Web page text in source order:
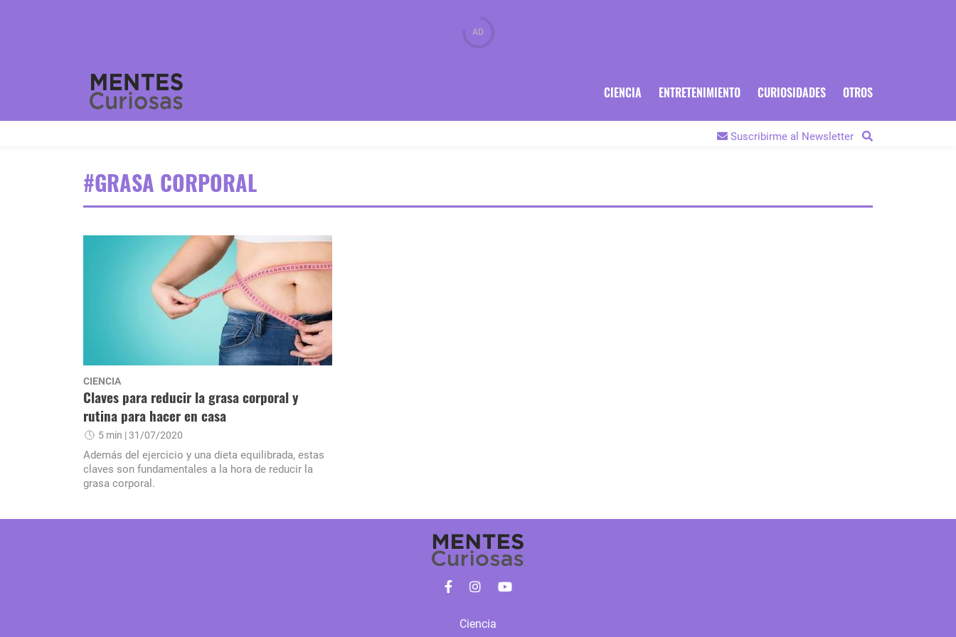
CIENCIA ENTRETENIMIENTO CURIOSIDADES OTROS
Suscribirme al Newsletter
#GRASA CORPORAL
CIENCIA
Claves para reducir la grasa corporal y
rutina para hacer en casa
5 min | 31/07/2020
Además del ejercicio y una dieta equilibrada, estas
claves son fundamentales a la hora de reducir la
grasa corporal.
Ciencia